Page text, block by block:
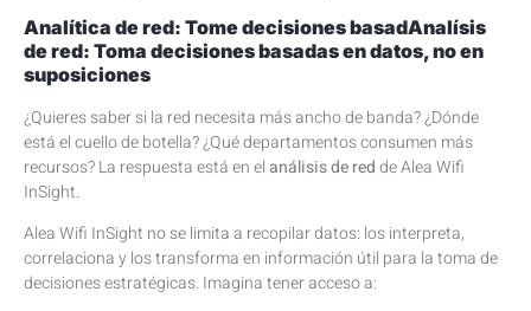
Analítica de red: Tome decisiones basadAnalísis
de red: Toma decisiones basadas en datos, no en
suposiciones
¿Quieres saber si la red necesita más ancho de banda? ¿Dónde
está el cuello de botella? ¿Qué departamentos consumen más
recursos? La respuesta está en el análisis de redde Alea Wifi
InSight.
Alea Wifi InSight no se limita a recopilar datos: los interpreta,
correlaciona y los transforma en información útil para la toma de
decisiones estratégicas. Imagina tener acceso a: